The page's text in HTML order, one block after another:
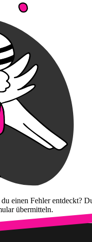
einen Fehler entdeckt?
übermitteln.